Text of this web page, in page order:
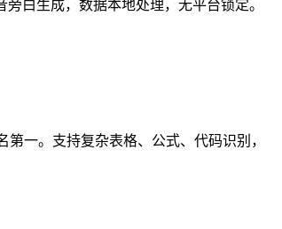
白生成，数据本地处理，无平台锁定。
一。支持复杂表格、公式、代码识别，